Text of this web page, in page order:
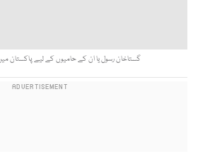
گستاخان رسول یا ان کے حامیوں کے لیے پاکستان